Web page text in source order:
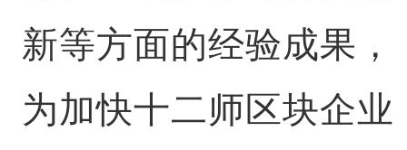
新等方面的经验成果，
为加快十二师区块企业